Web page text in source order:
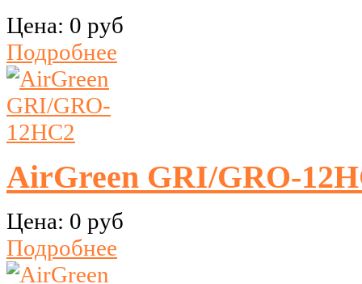
Цена: 0 руб
Подробнее
AirGreen GRI/GRO-
Цена: 0 руб
Подробнее